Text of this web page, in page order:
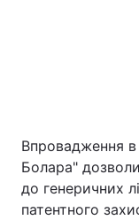
Впровадження в
Болара"
до генеричних
патентного